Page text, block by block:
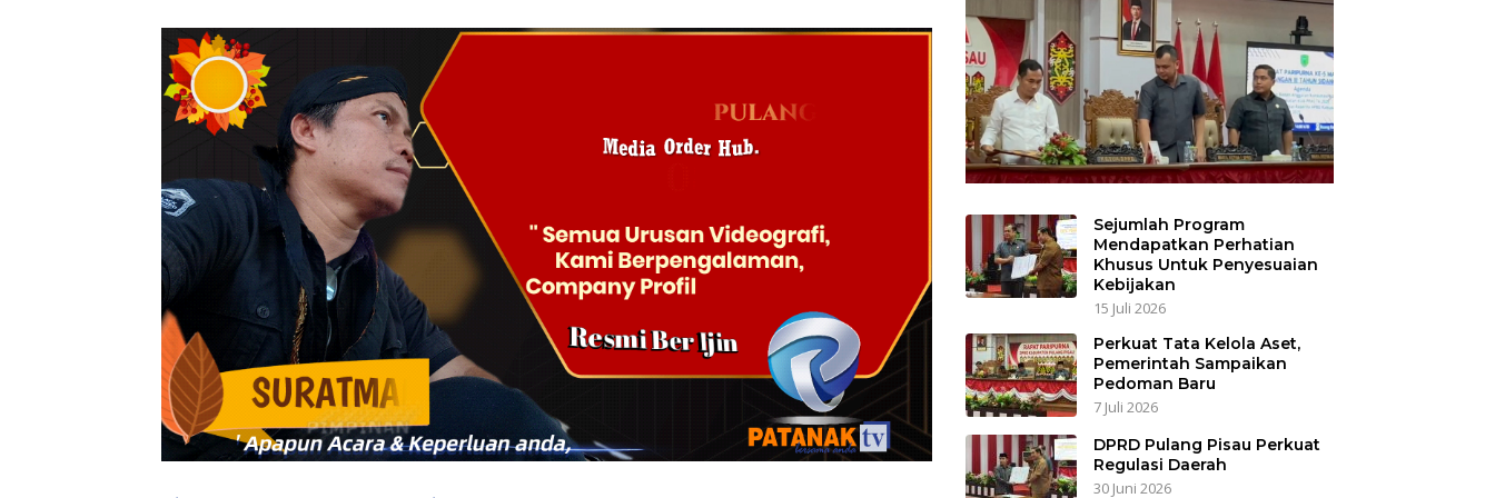
Sejumlah Program
Mendapatkan Perhatian
Khusus Untuk Penyesuaian
Kebijakan
15 Juli 2026
Perkuat Tata Kelola Aset,
Pemerintah Sampaikan
Pedoman Baru
7 Juli 2026
DPRD Pulang Pisau Perkuat
Regulasi Daerah
30 Juni 2026